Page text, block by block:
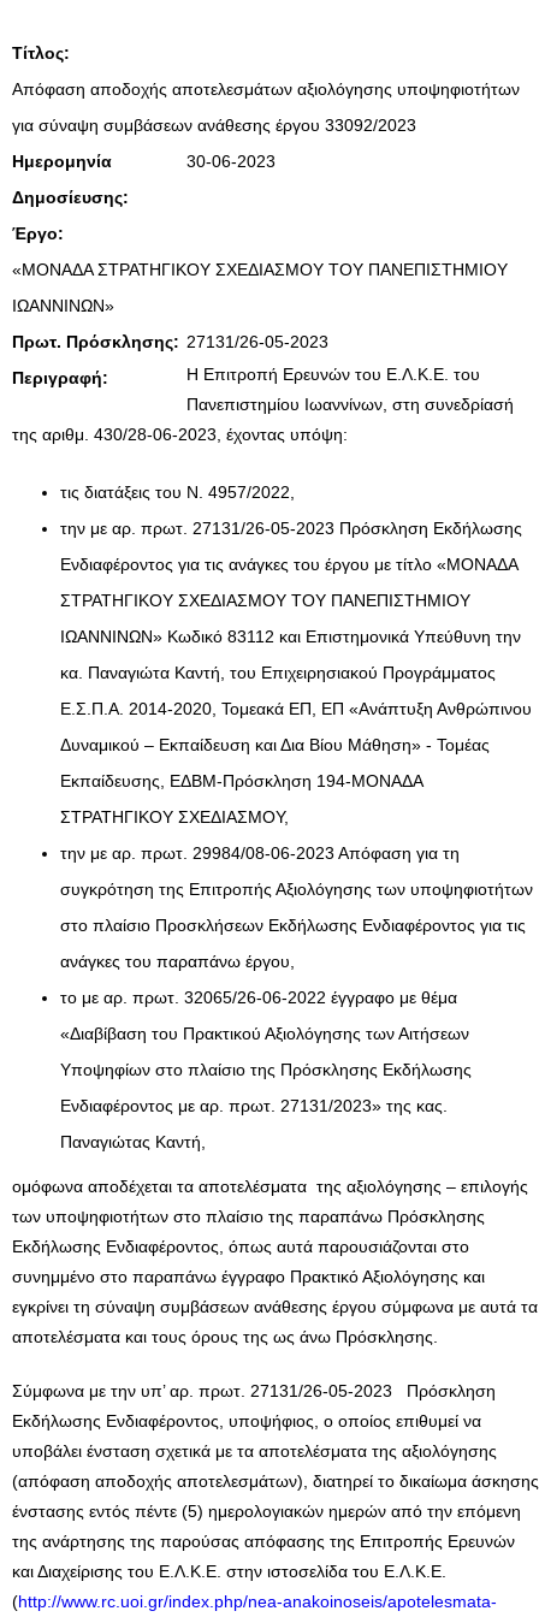
Τίτλος:
Απόφαση αποδοχής αποτελεσμάτων αξιολόγησης υποψηφιοτήτων
για σύναψη συμβάσεων ανάθεσης έργου 33092/2023
Ημερομηνία
Δημοσίευσης:
30-06-2023
Έργο:
«ΜΟΝΑΔΑ ΣΤΡΑΤΗΓΙΚΟΥ ΣΧΕΔΙΑΣΜΟΥ ΤΟΥ ΠΑΝΕΠΙΣΤΗΜΙΟΥ
ΙΩΑΝΝΙΝΩΝ»
Πρωτ. Πρόσκλησης: 27131/26-05-2023
Περιγραφή:
Η Επιτροπή Ερευνών του Ε.Λ.Κ.Ε. του
Πανεπιστημίου Ιωαννίνων, στη συνεδρίασή
της αριθμ. 430/28-06-2023, έχοντας υπόψη:
τις διατάξεις του Ν. 4957/2022,
την με αρ. πρωτ. 27131/26-05-2023 Πρόσκληση Εκδήλωσης
Ενδιαφέροντος για τις ανάγκες του έργου με τίτλο «ΜΟΝΑΔΑ
ΣΤΡΑΤΗΓΙΚΟΥ ΣΧΕΔΙΑΣΜΟΥ ΤΟΥ ΠΑΝΕΠΙΣΤΗΜΙΟΥ
ΙΩΑΝΝΙΝΩΝ» Κωδικό 83112 και Επιστημονικά Υπεύθυνη την
κα. Παναγιώτα Καντή, του Επιχειρησιακού Προγράμματος
Ε.Σ.Π.Α. 2014-2020, Τομεακά ΕΠ, ΕΠ «Ανάπτυξη Ανθρώπινου
Δυναμικού – Εκπαίδευση και Δια Βίου Μάθηση» - Τομέας
Εκπαίδευσης, ΕΔΒΜ-Πρόσκληση 194-ΜΟΝΑΔΑ
ΣΤΡΑΤΗΓΙΚΟΥ ΣΧΕΔΙΑΣΜΟΥ,
την με αρ. πρωτ. 29984/08-06-2023 Απόφαση για τη
συγκρότηση της Επιτροπής Αξιολόγησης των υποψηφιοτήτων
στο πλαίσιο Προσκλήσεων Εκδήλωσης Ενδιαφέροντος για τις
ανάγκες του παραπάνω έργου,
το με αρ. πρωτ. 32065/26-06-2022 έγγραφο με θέμα
«Διαβίβαση του Πρακτικού Αξιολόγησης των Αιτήσεων
Υποψηφίων στο πλαίσιο της Πρόσκλησης Εκδήλωσης
Ενδιαφέροντος με αρ. πρωτ. 27131/2023» της κας.
Παναγιώτας Καντή,
ομόφωνα αποδέχεται τα αποτελέσματα της αξιολόγησης – επιλογής
των υποψηφιοτήτων στο πλαίσιο της παραπάνω Πρόσκλησης
Εκδήλωσης Ενδιαφέροντος, όπως αυτά παρουσιάζονται στο
συνημμένο στο παραπάνω έγγραφο Πρακτικό Αξιολόγησης και
εγκρίνει τη σύναψη συμβάσεων ανάθεσης έργου σύμφωνα με αυτά τα
αποτελέσματα και τους όρους της ως άνω Πρόσκλησης.
Σύμφωνα με την υπ’ αρ. πρωτ. 27131/26-05-2023 Πρόσκληση
Εκδήλωσης Ενδιαφέροντος, υποψήφιος, ο οποίος επιθυμεί να
υποβάλει ένσταση σχετικά με τα αποτελέσματα της αξιολόγησης
(απόφαση αποδοχής αποτελεσμάτων), διατηρεί το δικαίωμα άσκησης
ένστασης εντός πέντε (5) ημερολογιακών ημερών από την επόμενη
της ανάρτησης της παρούσας απόφασης της Επιτροπής Ερευνών
και Διαχείρισης του Ε.Λ.Κ.Ε. στην ιστοσελίδα του Ε.Λ.Κ.Ε.
(http://www.rc.uoi.gr/index.php/nea-anakoinoseis/apotelesmata-